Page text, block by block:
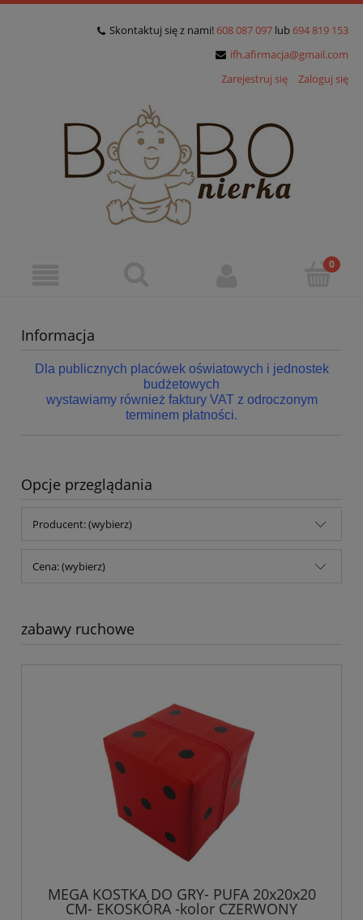
Skontaktuj się z nami! 608 087 097 lub 694 819 153
ifh.afirmacja@gmail.com
Zarejestruj się
Zaloguj się
Informacja
Dla publicznych placówek oświatowych i jednostek
budżetowych
wystawiamy również faktury VAT z odroczonym
terminem płatności.
Opcje przeglądania
Producent: (wybierz)
Cena: (wybierz)
zabawy ruchowe
MEGA KOSTKA DO GRY- PUFA 20x20x20
CM- EKOSKÓRA -kolor CZERWONY